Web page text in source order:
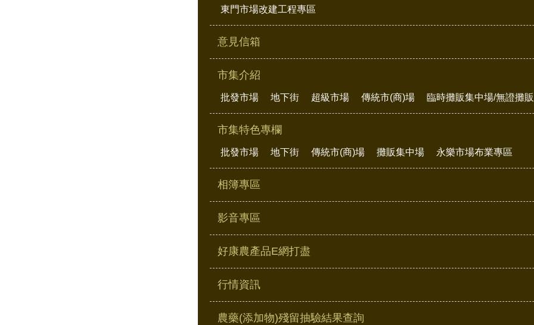
東門市場改建工程專區
意見信箱
市集介紹
批發市場 地下街 超級市場 傳統市(商)場 臨時攤販集中場/無證攤
市集特色專欄
批發市場 地下街 傳統市(商)場 攤販集中場 永樂市場布業專區
相簿專區
影音專區
好康農產品E網打盡
行情資訊
農藥(添加物)殘留抽驗結果查詢